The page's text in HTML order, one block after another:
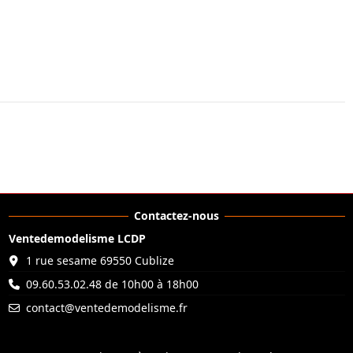
Contactez-nous
Ventedemodelisme LCDP
1 rue sesame 69550 Cublize
09.60.53.02.48 de 10h00 à 18h00
contact@ventedemodelisme.fr